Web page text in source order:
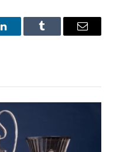
LinkedInTumblr Email